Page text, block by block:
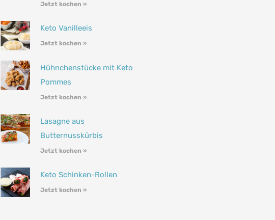
Jetzt kochen »
Keto Vanilleeis
Jetzt kochen »
Hühnchenstücke mit Keto
Pommes
Jetzt kochen »
Lasagne aus
Butternusskürbis
Jetzt kochen »
Keto Schinken-Rollen
Jetzt kochen »